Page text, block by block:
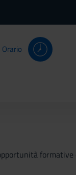
Orario